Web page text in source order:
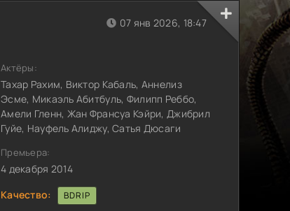
07 янв 2026, 18:47
Актёры:
Тахар Рахим, Виктор Кабаль, Аннелиз
Эсме, Микаэль Абитбуль, Филипп Реббо,
Амели Гленн, Жан Франсуа Кэйри, Джибрил
Гуйе, Науфель Алиджу, Сатья Дюсаги
Премьера:
4 декабря 2014
Качество:
BDRIP